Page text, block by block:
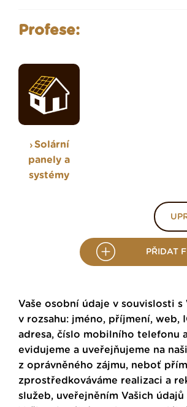
Profese:
Solární
panely a
systémy
PŘIDAT
Vaše osobní údaje v souvislosti s
v rozsahu: jméno, příjmení, web,
adresa, číslo mobilního telefonu
evidujeme a uveřejňujeme na
z oprávněného zájmu, neboť
zprostředkováváme realizaci a
služeb, uveřejněním Vašich